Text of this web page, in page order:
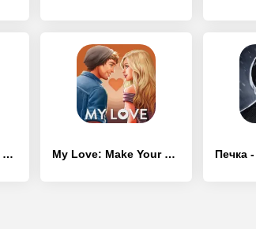
Shadow of Naught – интерактивное приключение My Love: Make Your Choice!